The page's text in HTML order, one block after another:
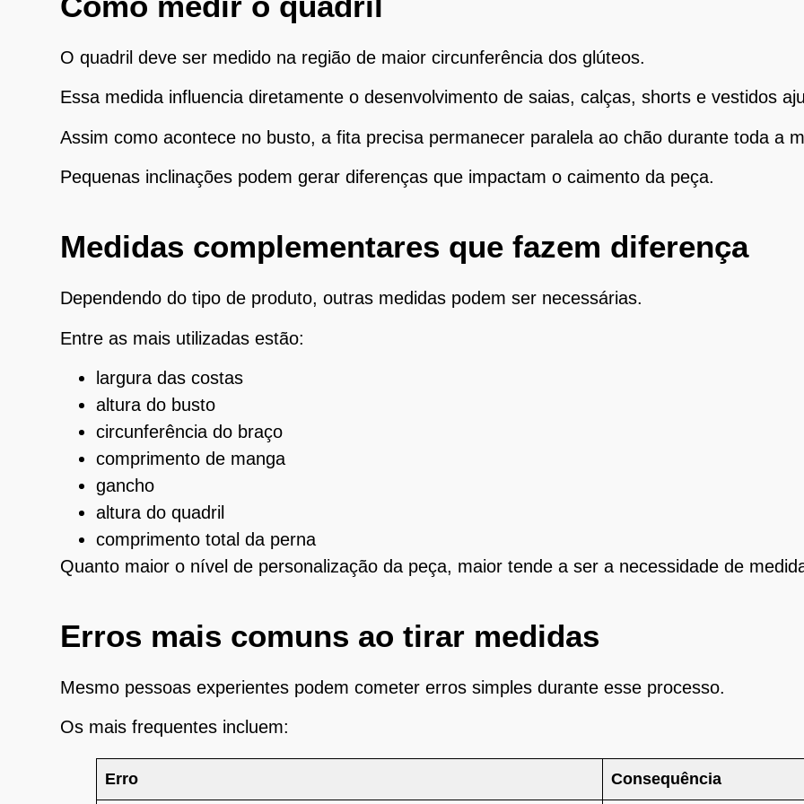
O quadril deve ser medido na região de maior circunferência dos glúteos.
Essa medida influencia diretamente o desenvolvimento de saias, calças, shorts e vestidos
Assim como acontece no busto, a fita precisa permanecer paralela ao chão durante toda a
Pequenas inclinações podem gerar diferenças que impactam o caimento da peça.
Medidas complementares que fazem diferença
Dependendo do tipo de produto, outras medidas podem ser necessárias.
Entre as mais utilizadas estão:
largura das costas
altura do busto
circunferência do braço
comprimento de manga
gancho
altura do quadril
comprimento total da perna
Quanto maior o nível de personalização da peça, maior tende a ser a necessidade de
Erros mais comuns ao tirar medidas
Mesmo pessoas experientes podem cometer erros simples durante esse processo.
Os mais frequentes incluem:
Erro Consequência